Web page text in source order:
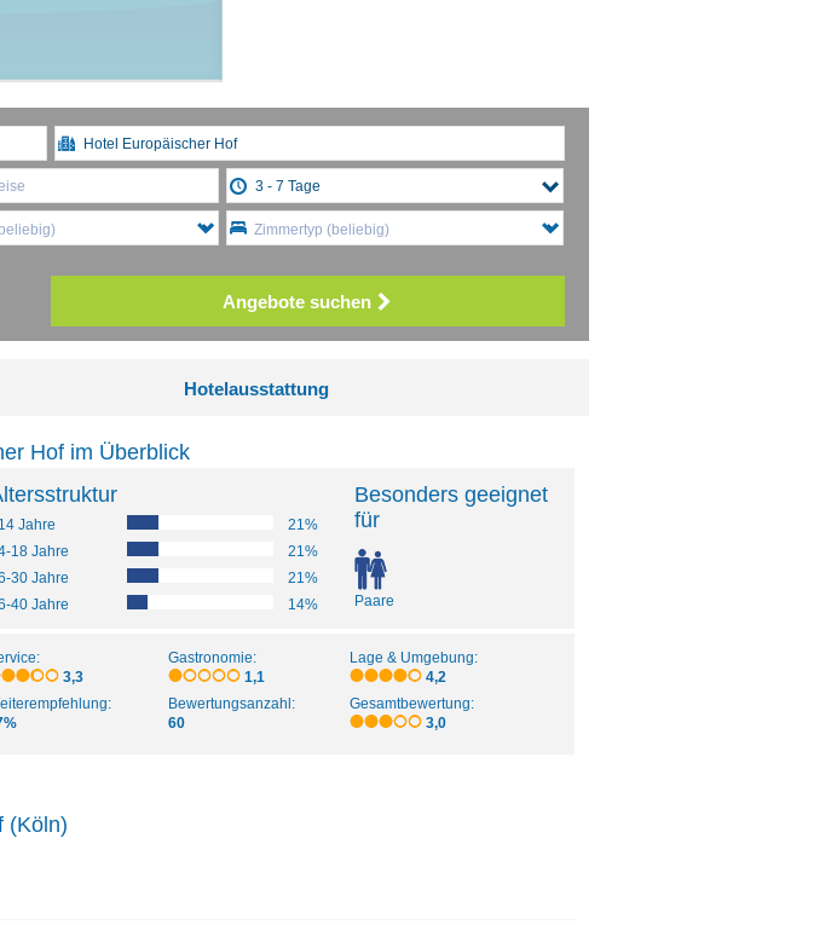
Zimmertyp (beliebig)
Angebote suchen
Hotelausstattung
Hof im Überblick
Jahre
21%
18 Jahre
21%
30 Jahre
21%
40 Jahre
14%
Besonders geeignet
für
Paare
3,3
Gastronomie:
1,1
Lage & Umgebung:
4,2
Bewertungsanzahl:
60
Gesamtbewertung:
3,0
(Köln)